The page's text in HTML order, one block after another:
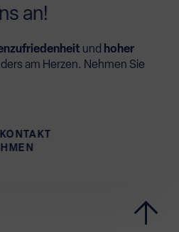
an!
und hoher
am Herzen. Nehmen Sie